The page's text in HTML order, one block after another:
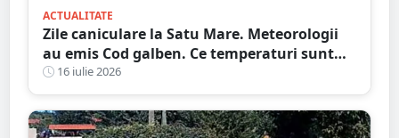
ACTUALITATE
Zile caniculare la Satu Mare. Meteorologii
au emis Cod galben. Ce temperaturi sunt
așteptate și când expiră avertizarea meteo
16 iulie 2026